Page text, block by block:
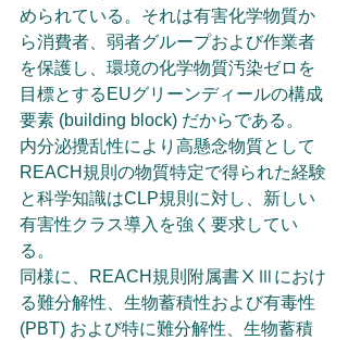
められている。それは有害化学物質か
ら消費者、弱者グループおよび作業者
を保護し、環境の化学物質汚染ゼロを
目標とするEUグリーンディールの構成
要素 (building block) だからである。
内分泌攪乱性により高懸念物質として
REACH規則の物質特定で得られた経験
と科学知識はCLP規則に対し、新しい
有害性クラス導入を強く要求してい
る。
同様に、REACH規則附属書ⅩⅢにおけ
る難分解性、生物蓄積性および有毒性
(PBT) および特に難分解性、生物蓄積